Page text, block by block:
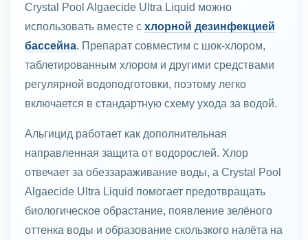
Crystal Pool Algaecide Ultra Liquid можно
использовать вместе с хлорной дезинфекцией
бассейна. Препарат совместим с шок-хлором,
таблетированным хлором и другими средствами
регулярной водоподготовки, поэтому легко
включается в стандартную схему ухода за водой.
Альгицид работает как дополнительная
направленная защита от водорослей. Хлор
отвечает за обеззараживание воды, а Crystal Pool
Algaecide Ultra Liquid помогает предотвращать
биологическое обрастание, появление зелёного
оттенка воды и образование скользкого налёта на